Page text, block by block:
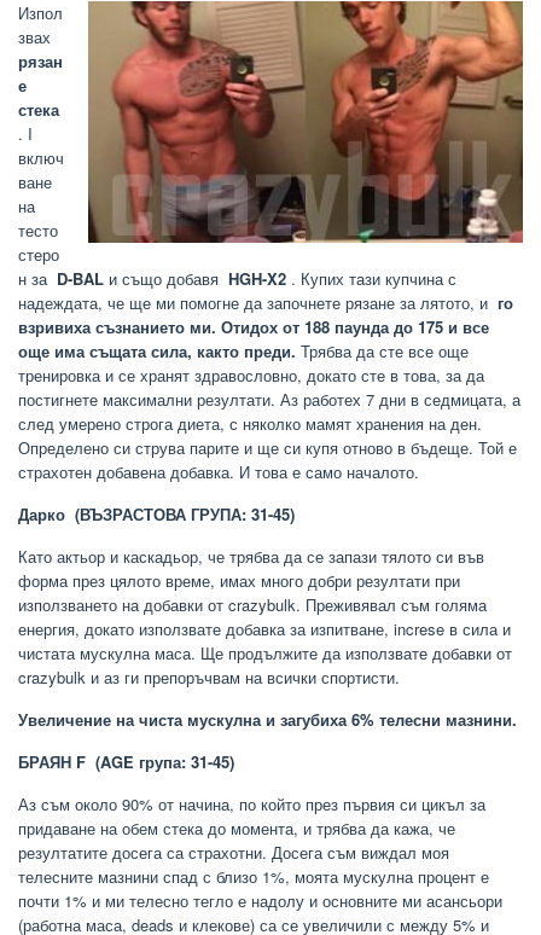
Изпол
звах
рязан
е
стека
. I
включ
ване
на
тесто
стеро
н за D-BAL и също добавя HGH-X2 . Купих тази купчина с
надеждата, че ще ми помогне да започнете рязане за лятото, и го
взривиха съзнанието ми. Отидох от 188 паунда до 175 и все
още има същата сила, както преди. Трябва да сте все още
тренировка и се хранят здравословно, докато сте в това, за да
постигнете максимални резултати. Аз работех 7 дни в седмицата, а
след умерено строга диета, с няколко мамят хранения на ден.
Определено си струва парите и ще си купя отново в бъдеще. Той е
страхотен добавена добавка. И това е само началото.
Дарко (ВЪЗРАСТОВА ГРУПА: 31-45)
Като актьор и каскадьор, че трябва да се запази тялото си във
форма през цялото време, имах много добри резултати при
използването на добавки от crazybulk. Преживявал съм голяма
енергия, докато използвате добавка за изпитване, increse в сила и
чистата мускулна маса. Ще продължите да използвате добавки от
crazybulk и аз ги препоръчвам на всички спортисти.
Увеличение на чиста мускулна и загубиха 6% телесни мазнини.
БРАЯН F (AGE група: 31-45)
Аз съм около 90% от начина, по който през първия си цикъл за
придаване на обем стека до момента, и трябва да кажа, че
резултатите досега са страхотни. Досега съм виждал моя
телесните мазнини спад с близо 1%, моята мускулна процент е
почти 1% и ми телесно тегло е надолу и основните ми асансьори
(работна маса, deads и клекове) са се увеличили с между 5% и